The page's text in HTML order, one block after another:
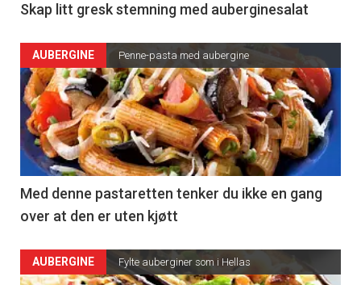
Skap litt gresk stemning med auberginesalat
AUBERGINE Penne-pasta med aubergine
Med denne pastaretten tenker du ikke en gang
over at den er uten kjøtt
AUBERGINE Fylte auberginer som i Hellas